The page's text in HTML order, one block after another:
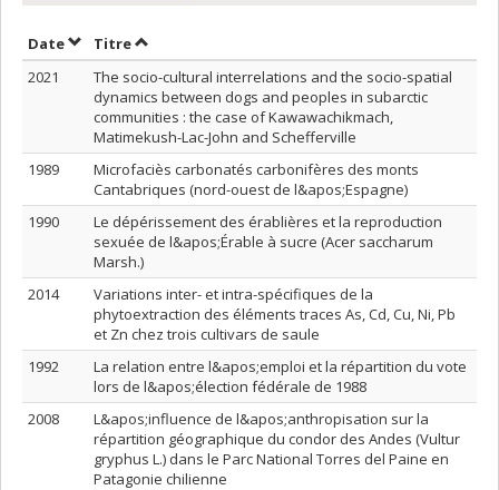
DateTrier par date en ordre croissant
TitreTrier par titre en ordre croissant
2021
The socio-cultural interrelations and the socio-spatial
dynamics between dogs and peoples in subarctic
communities : the case of Kawawachikmach,
Matimekush-Lac-John and Schefferville
1989
Microfaciès carbonatés carbonifères des monts
Cantabriques (nord-ouest de l&apos;Espagne)
1990
Le dépérissement des érablières et la reproduction
sexuée de l&apos;Érable à sucre (Acer saccharum
Marsh.)
2014
Variations inter- et intra-spécifiques de la
phytoextraction des éléments traces As, Cd, Cu, Ni, Pb
et Zn chez trois cultivars de saule
1992
La relation entre l&apos;emploi et la répartition du vote
lors de l&apos;élection fédérale de 1988
2008
L&apos;influence de l&apos;anthropisation sur la
répartition géographique du condor des Andes (Vultur
gryphus L.) dans le Parc National Torres del Paine en
Patagonie chilienne